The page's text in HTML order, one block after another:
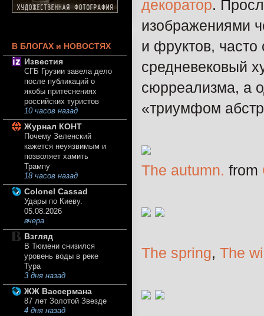
декоратор.
изображениями
и фруктов,
средневековый
сюрреализма, а
«триумфом
The autumn. from
The spring, The
В БЛОГАХ и НОВОСТЯХ
Известия
СГБ Грузии завела дело
после публикаций о
якобы притеснениях
российских туристов
10 часов назад
Журнал КОНТ
Почему Зеленский
кажется неуязвимым и
позволяет хамить
Трампу
18 часов назад
Colonel Cassad
Удары по Киеву.
05.08.2026
вчера
Взгляд
В Тюмени снизился
уровень воды в реке
Тура
3 дня назад
ЖЖ Вассермана
87 лет Золотой Звезде
4 дня назад